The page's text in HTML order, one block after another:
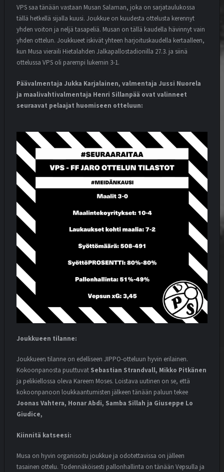
VPS saa tänään vastaan Musan Salaman, joka on sarjataulukossa
tällä hetkellä sijalla kuusi. Joukkue on kuudesta ottelusta kerennyt
yhden voiton ja neljä tasapeliä. Musan on tällä kaudella hävinnyt vain
yhden ottelun. Joukkueet iskivät yhteen harjoituskaudella kertaalleen,
kun Musa vieraili Hietalahden Jalkapallostadionilla 27.3. ja siinä
ottelussa VPS oli parempi lukemin 3-1.
Päävalmentaja Jukka Karjalainen, valmentaja Jussi Nuorela
ja maalivahtivalmentaja Henri Sillanpää ovat valinneet
seuraavat pelaajat huomiseen otteluun:
Joukkueen tilanne:
Joukkueen tilanne on edelliseen JIPPO-otteluun hyvin erilainen.
Kokoonpanosta puuttuvat Sebastian Strandvall, Mikko Pitkänen
ja pelikiellossa oleva Kareem Moses. Loistava uutinen on se, että
kokoonpanoon loukkaantumisten jälkeen tänään paluun tekee
Joonas Vahtera, Honar Abdi, Samba Sillah ja Giuseppe Lo
Giudice,
Kiinnitä katseesi:
Musa on hyvin organisoitu joukkue ja odotettavissa on jälleen
tasainen ottelu. Todennäköisesti pallonhallinta on tänään Vepsulla ja